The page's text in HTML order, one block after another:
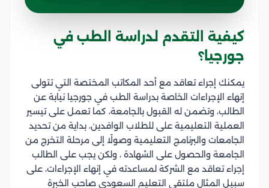
كيفية التقدم لدراسة الطب في
جورجيا؟
يمكنك إجراء تعاقد مع أحد المكاتب المختصة التي تتولى
إنهاء الإجراءات الخاصة بدراسة الطب في جورجيا نيابة عن
الطالب، وتضمن له القبول بالجامعة، كما تعمل على تيسير
العملية التعليمية على للطلاب الوافدين، بداية من تحديد
الجامعات والبرنامج التعليمية وصولًا إلى مرحلة التخرج من
الجامعة والحصول على الشهادة ، ولكن يجب على الطالب
إجراء تعاقد مع الشركة لمساعدته في إنهاء الإجراءات، على
سبيل المثال ملتقى التعليم السعودي صاحب الخبرة